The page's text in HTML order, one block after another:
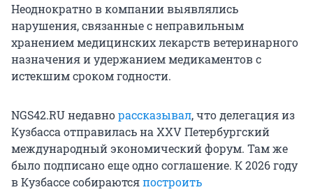
Неоднократно в компании выявлялись
нарушения, связанные с неправильным
хранением медицинских лекарств ветеринарного
назначения и удержанием медикаментов с
истекшим сроком годности.
NGS42.RU недавнорассказывал, что делегация из
Кузбасса отправилась на XXV Петербургский
международный экономический форум. Там же
было подписано еще одно соглашение. К 2026 году
в Кузбассе собираютсяпостроить